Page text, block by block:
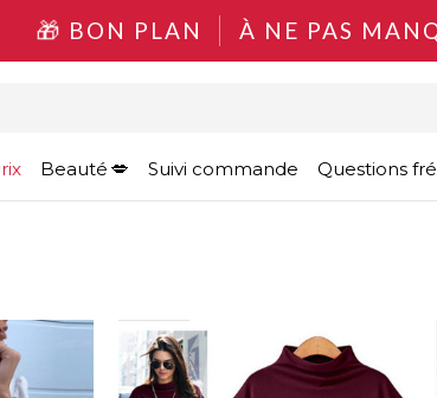
BON PLAN À NE PAS
Beauté Suivi commande Questions